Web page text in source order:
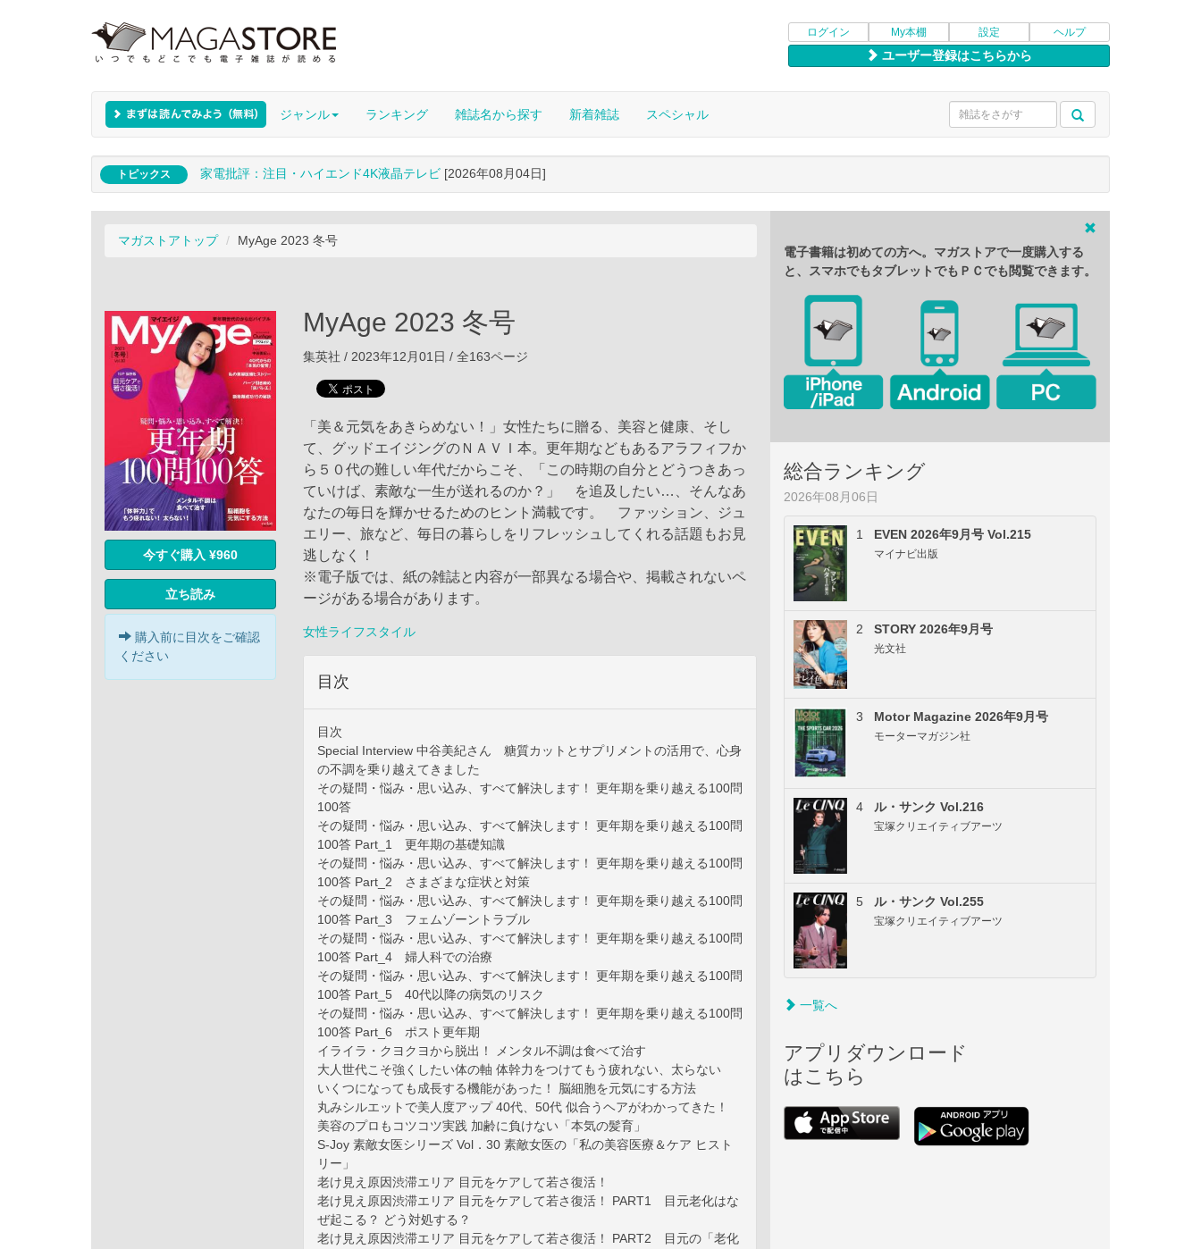
ログイン My本棚 設定 ヘルプ
ユーザー登録はこちらから
ジャンル ランキング 雑誌名から探す 新着雑誌 スペシャル
トピックス 家電批評：注目・ハイエンド4K液晶テレビ [2026年08月04日]
マガストアトップ MyAge 2023 冬号
今すぐ購入 ¥960
立ち読み
購入前に目次をご確認
ください
MyAge 2023 冬号
集英社 / 2023年12月01日 / 全163ページ
「美＆元気をあきらめない！」女性たちに贈る、美容と健康、そし
て、グッドエイジングのＮＡＶＩ本。更年期などもあるアラフィフか
ら５０代の難しい年代だからこそ、「この時期の自分とどうつきあっ
ていけば、素敵な一生が送れるのか？」 を追及したい…、そんなあ
なたの毎日を輝かせるためのヒント満載です。 ファッション、ジュ
エリー、旅など、毎日の暮らしをリフレッシュしてくれる話題もお見
逃しなく！
※電子版では、紙の雑誌と内容が一部異なる場合や、掲載されないペ
ージがある場合があります。
女性ライフスタイル
目次
目次
Special Interview 中谷美紀さん 糖質カットとサプリメントの活用で、心身
の不調を乗り越えてきました
その疑問・悩み・思い込み、すべて解決します！ 更年期を乗り越える100問
100答
その疑問・悩み・思い込み、すべて解決します！ 更年期を乗り越える100問
100答 Part_1 更年期の基礎知識
その疑問・悩み・思い込み、すべて解決します！ 更年期を乗り越える100問
100答 Part_2 さまざまな症状と対策
その疑問・悩み・思い込み、すべて解決します！ 更年期を乗り越える100問
100答 Part_3 フェムゾーントラブル
その疑問・悩み・思い込み、すべて解決します！ 更年期を乗り越える100問
100答 Part_4 婦人科での治療
その疑問・悩み・思い込み、すべて解決します！ 更年期を乗り越える100問
100答 Part_5 40代以降の病気のリスク
その疑問・悩み・思い込み、すべて解決します！ 更年期を乗り越える100問
100答 Part_6 ポスト更年期
イライラ・クヨクヨから脱出！ メンタル不調は食べて治す
大人世代こそ強くしたい体の軸 体幹力をつけてもう疲れない、太らない
いくつになっても成長する機能があった！ 脳細胞を元気にする方法
丸みシルエットで美人度アップ 40代、50代 似合うヘアがわかってきた！
美容のプロもコツコツ実践 加齢に負けない「本気の髪育」
S-Joy 素敵女医シリーズ Vol．30 素敵女医の「私の美容医療＆ケア ヒスト
リー」
老け見え原因渋滞エリア 目元をケアして若さ復活！
老け見え原因渋滞エリア 目元をケアして若さ復活！ PART1 目元老化はな
ぜ起こる？ どう対処する？
老け見え原因渋滞エリア 目元をケアして若さ復活！ PART2 目元の「老化
電子書籍は初めての方へ。マガストアで一度購入する
と、スマホでもタブレットでもＰＣでも閲覧できます。
総合ランキング
2026年08月06日
1 EVEN 2026年9月号 Vol.215
マイナビ出版
2 STORY 2026年9月号
光文社
3 Motor Magazine 2026年9月号
モーターマガジン社
4 ル・サンク Vol.216
宝塚クリエイティブアーツ
5 ル・サンク Vol.255
宝塚クリエイティブアーツ
一覧へ
アプリダウンロード
はこちら